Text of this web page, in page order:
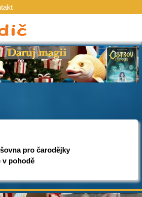
pro čarodějky
v pohodě